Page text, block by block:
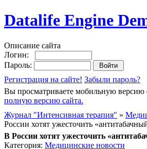
Datalife Engine
Описание сайта
Логин:
Пароль:
Регистрация на сайте! Забыли пароль?
Вы просматриваете мобильную версию
полную версию сайта.
Журнал "Интенсивная терапия" »
России хотят ужесточить
В России хотят ужесточить
Категория: Медицинские новости